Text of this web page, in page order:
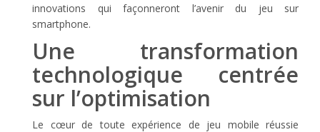
innovations qui façonneront l’avenir du jeu sur
smartphone.
Une transformation
technologique centrée
sur l’optimisation
Le cœur de toute expérience de jeu mobile réussie